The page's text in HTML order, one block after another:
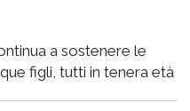
a sostenere le
figli, tutti in tenera età